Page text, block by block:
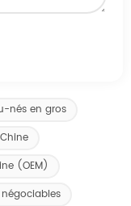
nés en gros
(OEM)